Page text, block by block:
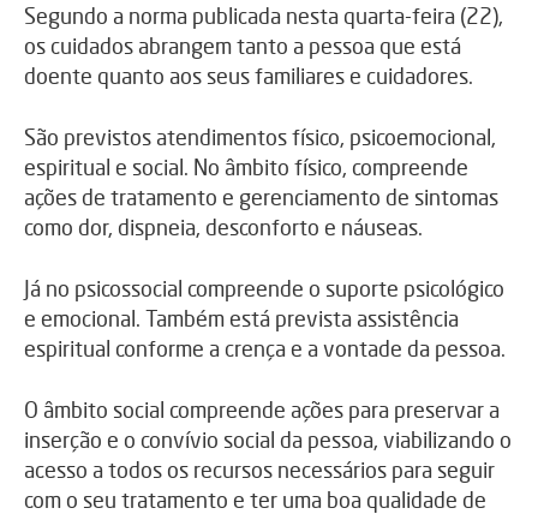
Segundo a norma publicada nesta quarta-feira (22),
os cuidados abrangem tanto a pessoa que está
doente quanto aos seus familiares e cuidadores.
São previstos atendimentos físico, psicoemocional,
espiritual e social. No âmbito físico, compreende
ações de tratamento e gerenciamento de sintomas
como dor, dispneia, desconforto e náuseas.
Já no psicossocial compreende o suporte psicológico
e emocional. Também está prevista assistência
espiritual conforme a crença e a vontade da pessoa.
O âmbito social compreende ações para preservar a
inserção e o convívio social da pessoa, viabilizando o
acesso a todos os recursos necessários para seguir
com o seu tratamento e ter uma boa qualidade de